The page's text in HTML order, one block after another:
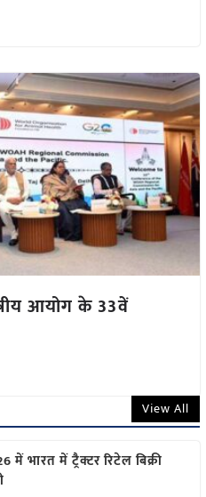
आयोग के 33वें
View All
में भारत में ट्रैक्टर रिटेल बिक्री